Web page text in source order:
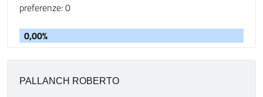
preferenze: 0
0,00%
PALLANCH ROBERTO